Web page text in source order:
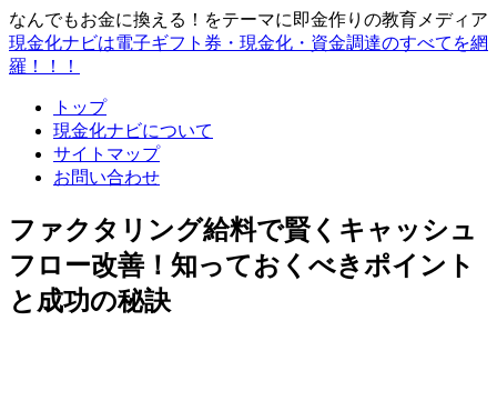
なんでもお金に換える！をテーマに即金作りの教育メディア
現金化ナビは電子ギフト券・現金化・資金調達のすべてを網
羅！！！
トップ
現金化ナビについて
サイトマップ
お問い合わせ
ファクタリング給料で賢くキャッシュ
フロー改善！知っておくべきポイント
と成功の秘訣